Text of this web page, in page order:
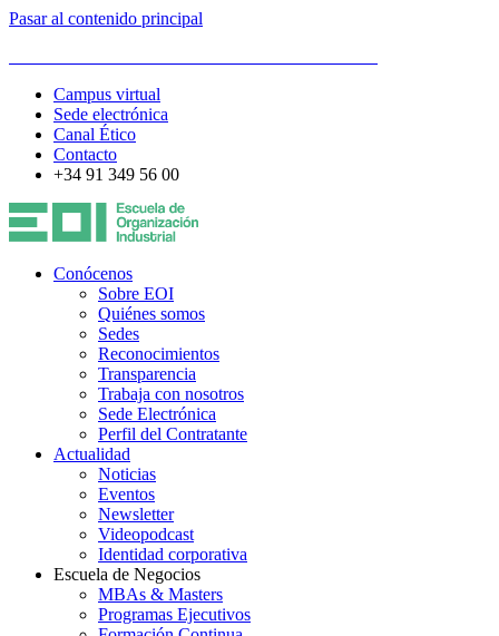
Pasar al contenido principal
Campus virtual
Sede electrónica
Canal Ético
Contacto
+34 91 349 56 00
Conócenos
Sobre EOI
Quiénes somos
Sedes
Reconocimientos
Transparencia
Trabaja con nosotros
Sede Electrónica
Perfil del Contratante
Actualidad
Noticias
Eventos
Newsletter
Videopodcast
Identidad corporativa
Escuela de Negocios
MBAs & Masters
Programas Ejecutivos